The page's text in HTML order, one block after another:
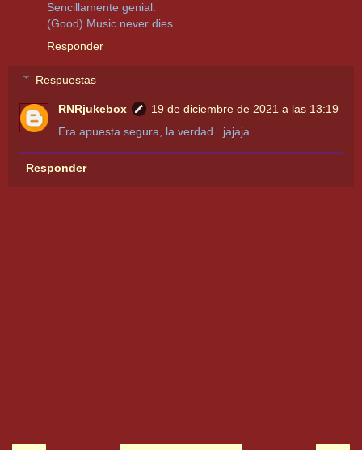
Sencillamente genial.
(Good) Music never dies.
Responder
Respuestas
RNRjukebox
19 de diciembre de 2021 a las 13:19
Era apuesta segura, la verdad...jajaja
Responder